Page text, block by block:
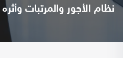
نظام الأجور والمرتبات